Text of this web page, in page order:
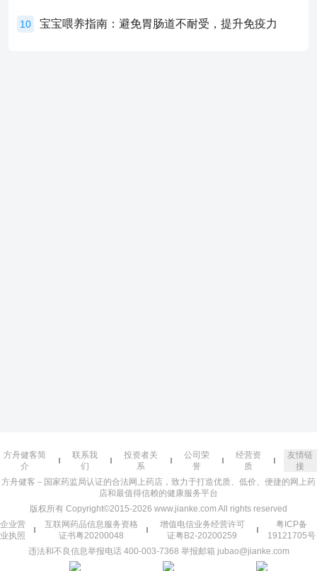
10 宝宝喂养指南：避免胃肠道不耐受，提升免疫力
方舟健客简
介
联系我
们
投资者关
系
公司荣
誉
经营资
质
友情链
接
方舟健客－国家药监局认证的合法网上药店，致力于打造优质、低价、便捷的网上药
店和最值得信赖的健康服务平台
版权所有 Copyright©2015-2026 www.jianke.com All rights reserved
企业营
业执照
互联网药品信息服务资格
证书粤20200048
增值电信业务经营许可
证粤B2-20200259
粤ICP备
19121705号
违法和不良信息举报电话 400-003-7368 举报邮箱 jubao@jianke.com